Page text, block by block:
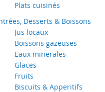
Plats cuisinés
Desserts & Boissons
Jus locaux
Boissons gazeuses
Eaux minerales
Glaces
Fruits
Biscuits & Apperitifs